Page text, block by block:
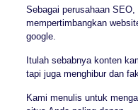
Sebagai perusahaan
mempertimbangkan
google.
Itulah sebabnya konten
tapi juga menghibur dan
Kami menulis untuk